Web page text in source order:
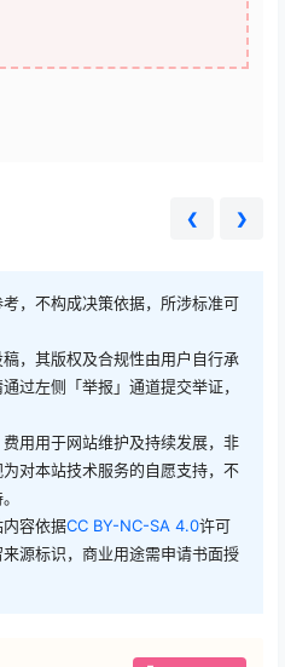
❮ ❯
，不构成决策依据，所涉标准可
，其版权及合规性由用户自行承
过左侧「举报」通道提交举证，
用用于网站维护及持续发展，非
对本站技术服务的自愿支持，不
容依据CC BY-NC-SA 4.0许可
源标识，商业用途需申请书面授